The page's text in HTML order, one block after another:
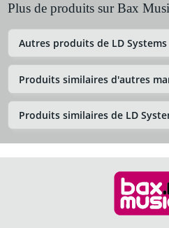
Plus de produits sur Bax
Autres produits de LD Systems
Produits similaires d'autres
Produits similaires de LD